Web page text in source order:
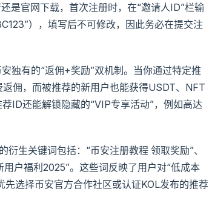
是官网下载，首次注册时，在“邀请人ID”栏输
），填写后不可修改，因此务必在提交注
独有的“返佣+奖励”双机制。当你通过特定推
佣，而被推荐的新用户也能获得USDT、NFT
ID还能解锁隐藏的“VIP专享活动”，例如高达
生关键词包括：“币安注册教程 领取奖励”、
户福利2025”。这些词反映了用户对“低成本
先选择币安官方合作社区或认证KOL发布的推荐